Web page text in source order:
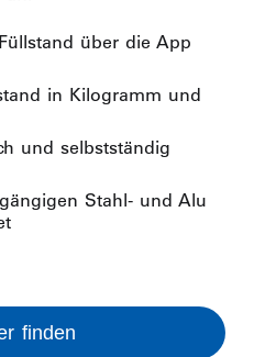
über die App
in Kilogramm und
und selbstständig
Stahl- und Alu
finden